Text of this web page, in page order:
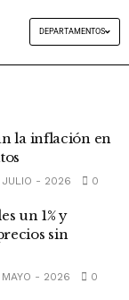
DEPARTAMENTOS
la inflación en
JULIO - 2026 0
un 1% y
sin
MAYO - 2026 0